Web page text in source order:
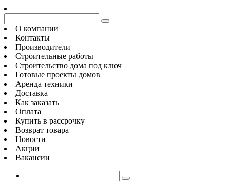
О компании
Контакты
Производители
Строительные работы
Строительство дома под ключ
Готовые проекты домов
Аренда техники
Доставка
Как заказать
Оплата
Купить в рассрочку
Возврат товара
Новости
Акции
Вакансии